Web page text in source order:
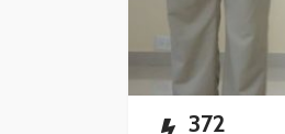
372